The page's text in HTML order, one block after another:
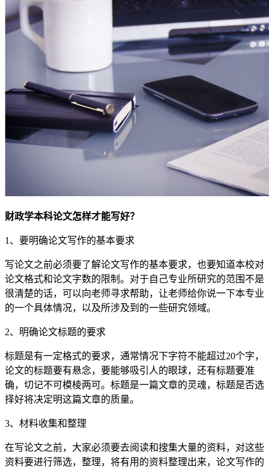
财政学本科论文怎样才能写好？
1、要明确论文写作的基本要求
写论文之前必须要了解论文写作的基本要求，也要知道本校对
论文格式和论文字数的限制。对于自己专业所研究的范围不是
很清楚的话，可以向老师寻求帮助，让老师给你说一下本专业
的一个具体情况，以及所涉及到的一些研究领域。
2、明确论文标题的要求
标题是有一定格式的要求，通常情况下字符不能超过20个字，
论文的标题要有悬念，要能够吸引人的眼球，还有标题要准
确，切记不可模棱两可。标题是一篇文章的灵魂，标题是否选
择好将决定明这篇文章的质量。
3、材料收集和整理
在写论文之前，大家必须要去阅读和搜集大量的资料，对这些
资料要进行筛选，整理，将有用的资料整理出来，论文写作的